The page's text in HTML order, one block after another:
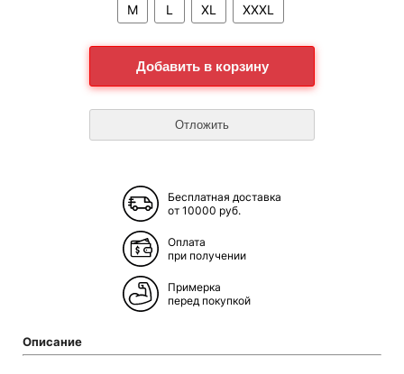
M L XL XXXL
Бесплатная доставка
от 10000 руб.
Оплата
при получении
Примерка
перед покупкой
Описание